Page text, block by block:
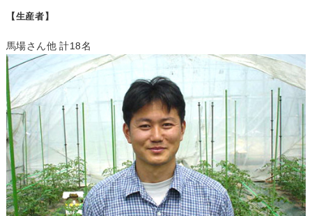
【生産者】
馬場さん他 計18名